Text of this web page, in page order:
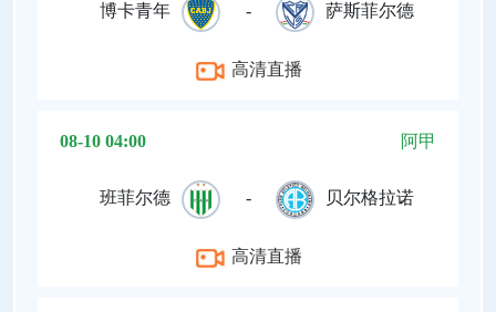
博卡青年 - 萨斯菲尔德
高清直播
08-10 04:00 阿甲
班菲尔德 - 贝尔格拉诺
高清直播